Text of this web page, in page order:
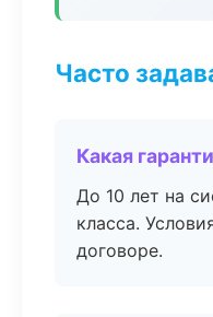
Часто
Какая
До 10 лет на
класса.
договоре.